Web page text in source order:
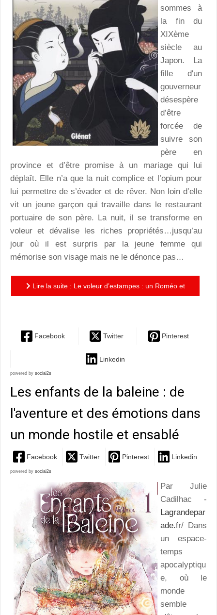
sommes à
la fin du
XIXème
siècle au
Japon. La
fille d'un
gouverneur
désespère
d’être
forcée de
suivre son
père en
province et d’être promise à un mariage qui lui
déplaît. Elle n’a que la nuit complice et l’opium pour
lui permettre de s’évader et de rêver. Non loin d’elle
vit un jeune garçon qui travaille dans le restaurant
portuaire de son père. La nuit, il se transforme en
voleur et dévalise les riches propriétés…jusqu’au
jour où il est surpris par la jeune femme qui
mémorise son visage mais ne le dénonce pas…
Lire la suite : Le voleur d’estampes : un Roméo et
Facebook Twitter Pinterest
Linkedin
powered by social2s
Les enfants de la baleine : de
l'aventure et des émotions dans
un monde hostile et ensablé
Facebook Twitter Pinterest Linkedin
powered by social2s
Par Julie
Cadilhac -
Lagrandepar
ade.fr/ Dans
un espace-
temps
apocalyptiqu
e, où le
monde
semble